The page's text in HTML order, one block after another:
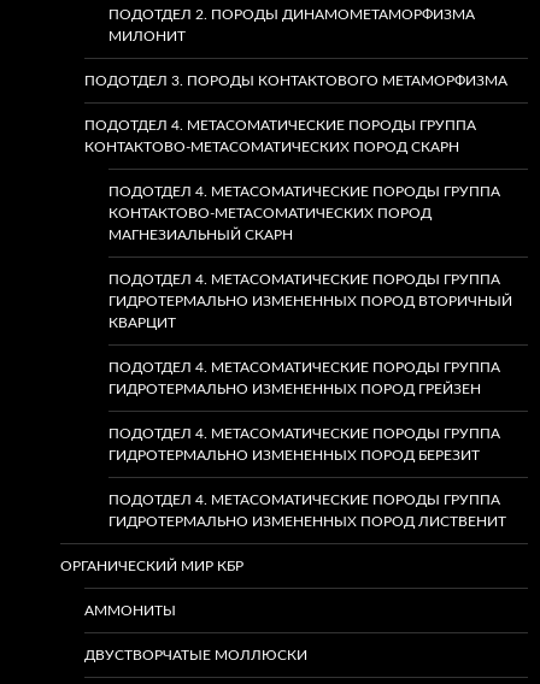
ПОДОТДЕЛ 2. ПОРОДЫ ДИНАМОМЕТАМОРФИЗМА
МИЛОНИТ
ПОДОТДЕЛ 3. ПОРОДЫ КОНТАКТОВОГО МЕТАМОРФИЗМА
ПОДОТДЕЛ 4. МЕТАСОМАТИЧЕСКИЕ ПОРОДЫ ГРУППА
КОНТАКТОВО-МЕТАСОМАТИЧЕСКИХ ПОРОД СКАРН
ПОДОТДЕЛ 4. МЕТАСОМАТИЧЕСКИЕ ПОРОДЫ ГРУППА
КОНТАКТОВО-МЕТАСОМАТИЧЕСКИХ ПОРОД
МАГНЕЗИАЛЬНЫЙ СКАРН
ПОДОТДЕЛ 4. МЕТАСОМАТИЧЕСКИЕ ПОРОДЫ ГРУППА
ГИДРОТЕРМАЛЬНО ИЗМЕНЕННЫХ ПОРОД ВТОРИЧНЫЙ
КВАРЦИТ
ПОДОТДЕЛ 4. МЕТАСОМАТИЧЕСКИЕ ПОРОДЫ ГРУППА
ГИДРОТЕРМАЛЬНО ИЗМЕНЕННЫХ ПОРОД ГРЕЙЗЕН
ПОДОТДЕЛ 4. МЕТАСОМАТИЧЕСКИЕ ПОРОДЫ ГРУППА
ГИДРОТЕРМАЛЬНО ИЗМЕНЕННЫХ ПОРОД БЕРЕЗИТ
ПОДОТДЕЛ 4. МЕТАСОМАТИЧЕСКИЕ ПОРОДЫ ГРУППА
ГИДРОТЕРМАЛЬНО ИЗМЕНЕННЫХ ПОРОД ЛИСТВЕНИТ
ОРГАНИЧЕСКИЙ МИР КБР
АММОНИТЫ
ДВУСТВОРЧАТЫЕ МОЛЛЮСКИ